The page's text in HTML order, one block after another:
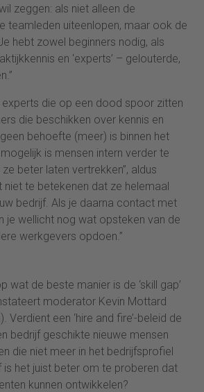
zeggen: als niet alleen de
teamleden uiteenlopen, maar ook de
hebt zowel beginners nodig, als
en ‘experts’ – gelouterde,
die op een dood spoor zitten
die beschikken over kennis en
behoefte (meer) is binnen het
is mensen intern verder te
beter laten vertrekken”, aldus
niet te betekenen dat ze helemaal
bedrijf. Als je daarna contact met
je wellicht nog wat opsteken van de
werkgevers opdoen.”
wat de beste manier is de ‘skill gap’
moderator Kevin Mottard
Verdient een ‘hire and fire’-beleid de
bedrijf geschikte nieuwe mensen
die niet meer in het bedrijfsprofiel
is het juist beter om te proberen dat
kunnen ontwikkelen?